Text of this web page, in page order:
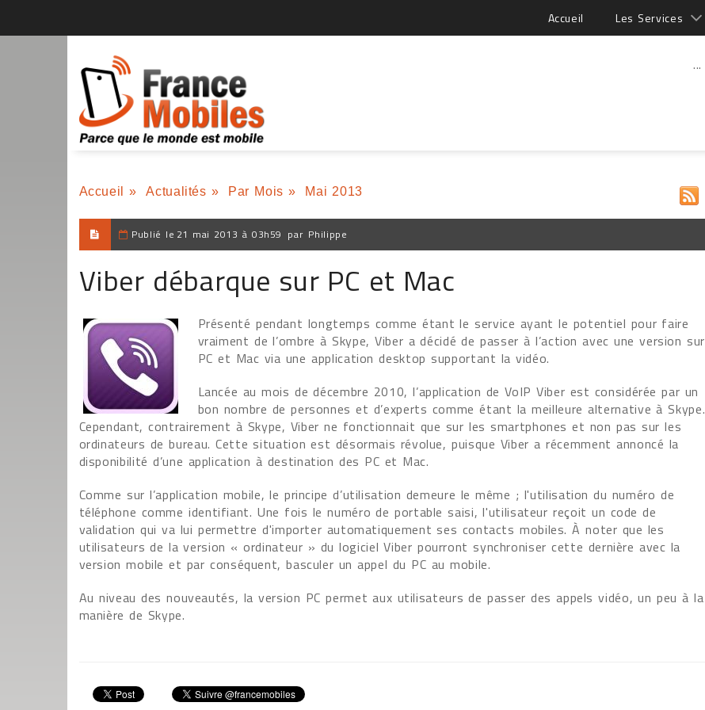
Accueil Les Services
...
Accueil » Actualités » Par Mois » Mai 2013
Publié le 21 mai 2013 à 03h59 par Philippe
Viber débarque sur PC et Mac
Présenté pendant longtemps comme étant le service ayant le potentiel pour faire
vraiment de l’ombre à Skype, Viber a décidé de passer à l’action avec une version sur
PC et Mac via une application desktop supportant la vidéo.
Lancée au mois de décembre 2010, l’application de VoIP Viber est considérée par un
bon nombre de personnes et d’experts comme étant la meilleure alternative à Skype.
Cependant, contrairement à Skype, Viber ne fonctionnait que sur les smartphones et non pas sur les
ordinateurs de bureau. Cette situation est désormais révolue, puisque Viber a récemment annoncé la
disponibilité d’une application à destination des PC et Mac.
Comme sur l’application mobile, le principe d’utilisation demeure le même ; l'utilisation du numéro de
téléphone comme identifiant. Une fois le numéro de portable saisi, l'utilisateur reçoit un code de
validation qui va lui permettre d'importer automatiquement ses contacts mobiles. À noter que les
utilisateurs de la version « ordinateur » du logiciel Viber pourront synchroniser cette dernière avec la
version mobile et par conséquent, basculer un appel du PC au mobile.
Au niveau des nouveautés, la version PC permet aux utilisateurs de passer des appels vidéo, un peu à la
manière de Skype.